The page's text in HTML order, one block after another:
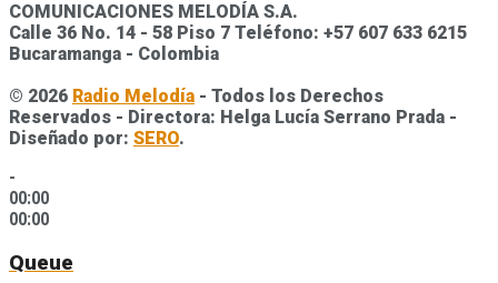
COMUNICACIONES MELODÍA S.A.
Calle 36 No. 14 - 58 Piso 7 Teléfono: +57 607 633 6215
Bucaramanga - Colombia
© 2026 Radio Melodía - Todos los Derechos
Reservados - Directora: Helga Lucía Serrano Prada -
Diseñado por: SERO.
-
00:00
00:00
Queue